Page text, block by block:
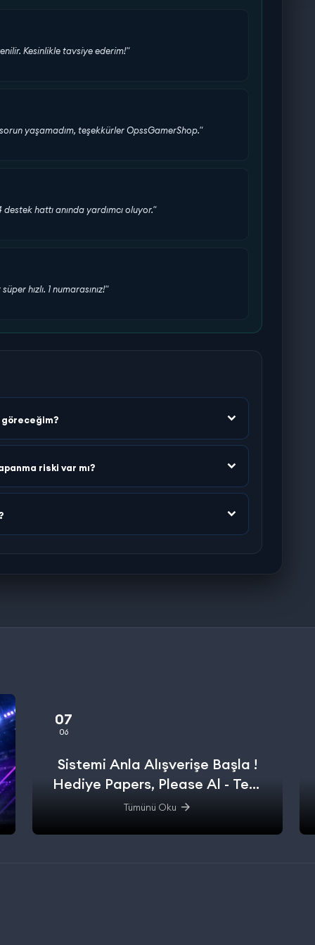
Kesinlikle tavsiye ederim!"
yaşamadım, teşekkürler OpssGamerShop."
hattı anında yardımcı oluyor."
hızlı. 1 numarasınız!"
göreceğim?
riski var mı?
07
06
Sistemi Anla Alışverişe Başla !
Hediye Papers, Please Al - Test
Et - Alışverişe başla.
Tümünü Oku